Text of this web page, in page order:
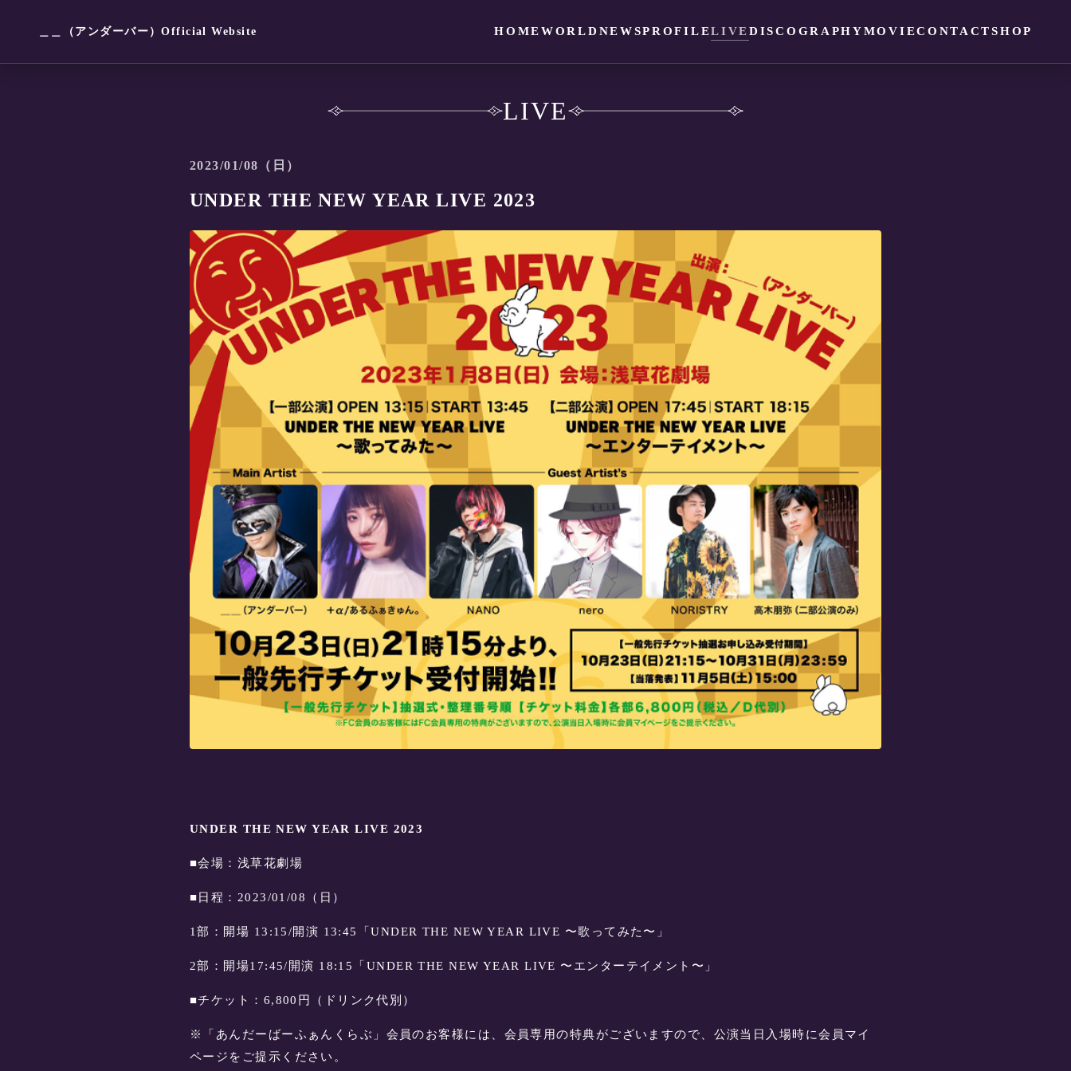
＿＿（アンダーバー）Official Website HOMEWORLD NEWSPROFILELIVEDISCOGRAPHYMOVIECONTACTSHOP
LIVE
2023/01/08（日）
UNDER THE NEW YEAR LIVE 2023
UNDER THE NEW YEAR LIVE 2023
■会場：浅草花劇場
■日程：2023/01/08（日）
1部：開場 13:15/開演 13:45「UNDER THE NEW YEAR LIVE 〜歌ってみた〜」
2部：開場17:45/開演 18:15「UNDER THE NEW YEAR LIVE 〜エンターテイメント〜」
■チケット：6,800円（ドリンク代別）
※「あんだーばーふぁんくらぶ」会員のお客様には、会員専用の特典がございますので、公演当日入場時に会員マイ
ページをご提示ください。